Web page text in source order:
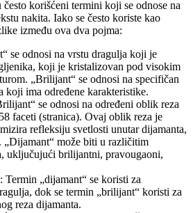
korišćeni termini koji se odnose na
nakita. Iako se često koriste kao
između ova dva pojma:
se odnosi na vrstu dragulja koji je
koji je kristalizovan pod visokim
„Brilijant“ se odnosi na specifičan
koji ima određene karakteristike.
se odnosi na određeni oblik reza
faceti (stranica). Ovaj oblik reza je
refleksiju svetlosti unutar dijamanta,
„Dijamant“ može biti u različitim
uključujući brilijantni, pravougaoni,
: Termin „dijamant“ se koristi za
dok se termin „brilijant“ koristi za
reza dijamanta.